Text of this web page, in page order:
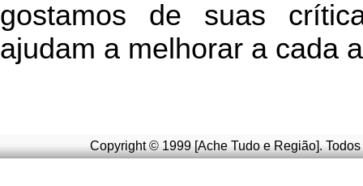
gostamos de suas
ajudam a melhorar a cada
Copyright © 1999 [Ache Tudo e Região].